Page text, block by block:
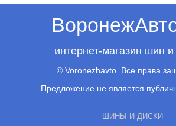
интернет-магазин шин и
© Voronezhavto. Все права
Предложение не является
ШИНЫ И ДИСКИ